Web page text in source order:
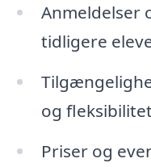
Anmeldelser
tidligere
og
Priser og